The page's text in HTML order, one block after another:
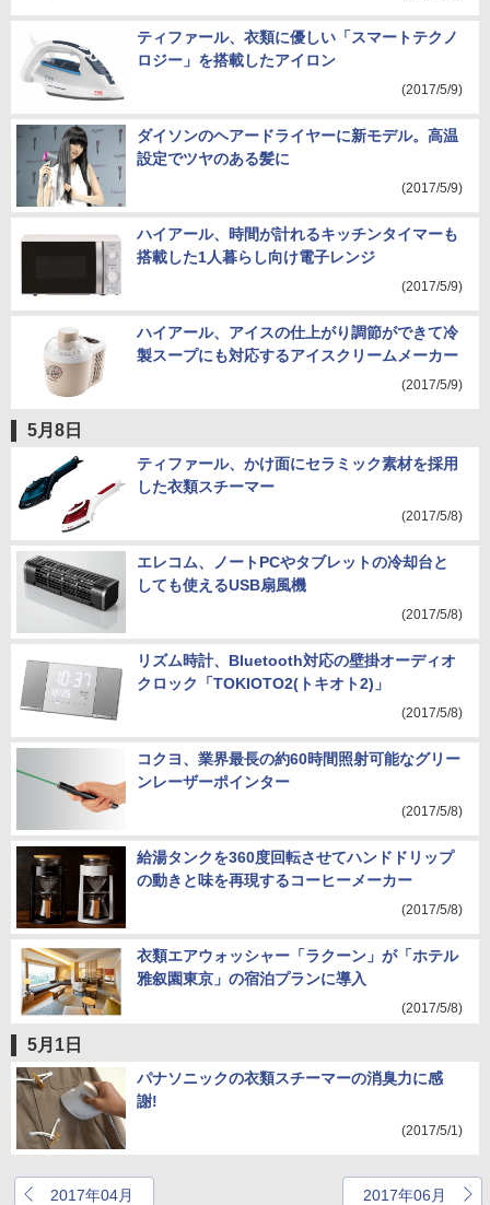
ティファール、衣類に優しい「スマートテクノ
ロジー」を搭載したアイロン
(2017/5/9)
ダイソンのヘアードライヤーに新モデル。高温
設定でツヤのある髪に
(2017/5/9)
ハイアール、時間が計れるキッチンタイマーも
搭載した1人暮らし向け電子レンジ
(2017/5/9)
ハイアール、アイスの仕上がり調節ができて冷
製スープにも対応するアイスクリームメーカー
(2017/5/9)
5月8日
ティファール、かけ面にセラミック素材を採用
した衣類スチーマー
(2017/5/8)
エレコム、ノートPCやタブレットの冷却台と
しても使えるUSB扇風機
(2017/5/8)
リズム時計、Bluetooth対応の壁掛オーディオ
クロック「TOKIOTO2(トキオト2)」
(2017/5/8)
コクヨ、業界最長の約60時間照射可能なグリー
ンレーザーポインター
(2017/5/8)
給湯タンクを360度回転させてハンドドリップ
の動きと味を再現するコーヒーメーカー
(2017/5/8)
衣類エアウォッシャー「ラクーン」が「ホテル
雅叙園東京」の宿泊プランに導入
(2017/5/8)
5月1日
パナソニックの衣類スチーマーの消臭力に感
謝!
(2017/5/1)
2017年04月 2017年06月